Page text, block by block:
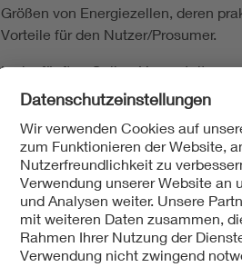
Größen von Energiezellen, deren
Vorteile für den Nutzer/Prosumer.
In der fünften Online-Veranstaltung
schrittweise Transformation
zellulares Energiesystem und das
Energiezellen und Zellclustern in
resilienten und sichern Energienetz
Energiesystem zeigen wir auf, wie
dem Energiefluss durch die
damit eine optimale Nutzung aller
ermöglicht.